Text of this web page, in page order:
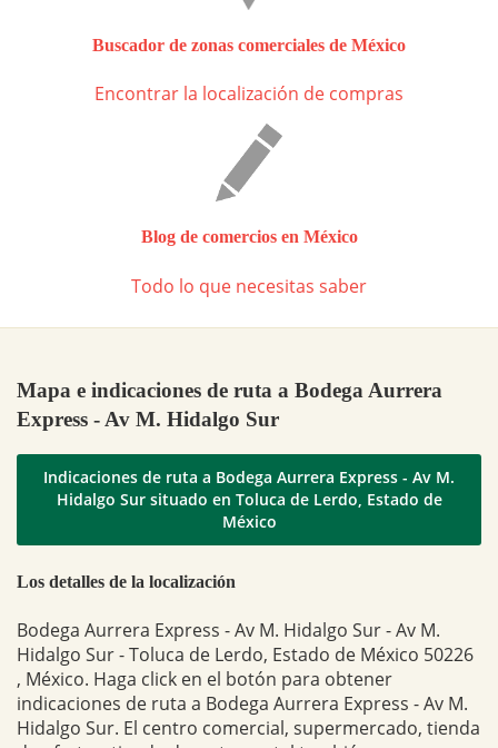
Buscador de zonas comerciales de México
Encontrar la localización de compras
Blog de comercios en México
Todo lo que necesitas saber
Mapa e indicaciones de ruta a Bodega Aurrera
Express - Av M. Hidalgo Sur
Indicaciones de ruta a Bodega Aurrera Express - Av M.
Hidalgo Sur situado en Toluca de Lerdo, Estado de
México
Los detalles de la localización
Bodega Aurrera Express - Av M. Hidalgo Sur - Av M.
Hidalgo Sur - Toluca de Lerdo, Estado de México 50226
, México. Haga click en el botón para obtener
indicaciones de ruta a Bodega Aurrera Express - Av M.
Hidalgo Sur. El centro comercial, supermercado, tienda